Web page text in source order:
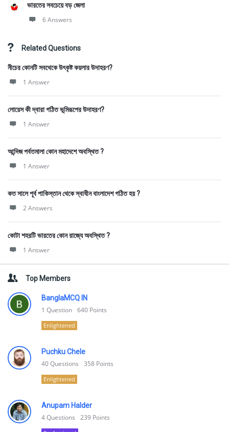
ভারতের সবচেয়ে বড় জেলা
6 Answers
Related Questions
নীচের কোনটি সবথেকে উৎকৃষ্ট কয়লার উদাহরণ?
1 Answer
লোয়েস কী দ্বারা গঠিত ভূমিরূপের উদাহরণ?
1 Answer
আন্দিজ পর্বতমালা কোন মহাদেশে অবস্থিত ?
1 Answer
কত সালে পূর্ব পাকিস্তান থেকে স্বাধীন বাংলাদেশ গঠিত হয় ?
2 Answers
কোটা শহরটি ভারতের কোন রাজ্যে অবস্থিত ?
1 Answer
Top Members
BanglaMCQ IN
1 Question 640 Points
Enlightened
Puchku Chele
40Questions 358 Points
Enlightened
Anupam Halder
4Questions 239 Points